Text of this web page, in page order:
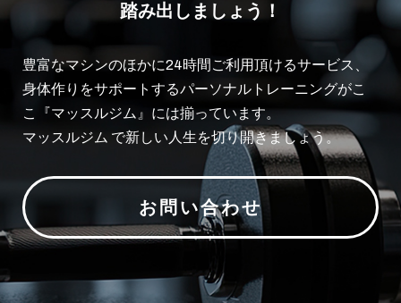
踏み出しましょう！
豊富なマシンのほかに24時間ご利用頂けるサービス、
身体作りをサポートするパーソナルトレーニングがこ
こ『マッスルジム』には揃っています。
マッスルジム で新しい人生を切り開きましょう。
お問い合わせ